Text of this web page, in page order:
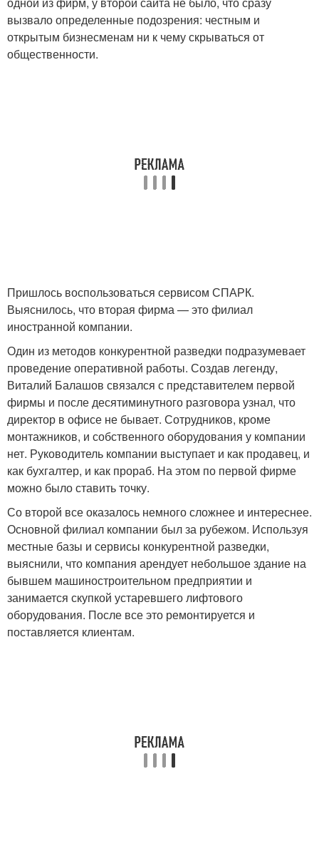
вызвало определенные подозрения: честным и
открытым бизнесменам ни к чему скрываться от
общественности.
Пришлось воспользоваться сервисом СПАРК.
Выяснилось, что вторая фирма — это филиал
иностранной компании.
Один из методов конкурентной разведки подразумевает
проведение оперативной работы. Создав легенду,
Виталий Балашов связался с представителем первой
фирмы и после десятиминутного разговора узнал, что
директор в офисе не бывает. Сотрудников, кроме
монтажников, и собственного оборудования у компании
нет. Руководитель компании выступает и как продавец, и
как бухгалтер, и как прораб. На этом по первой фирме
можно было ставить точку.
Со второй все оказалось немного сложнее и интереснее.
Основной филиал компании был за рубежом. Используя
местные базы и сервисы конкурентной разведки,
выяснили, что компания арендует небольшое здание на
бывшем машиностроительном предприятии и
занимается скупкой устаревшего лифтового
оборудования. После все это ремонтируется и
поставляется клиентам.